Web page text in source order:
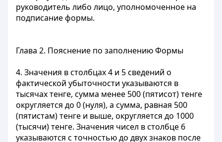
руководитель либо лицо, уполномоченное на
подписание формы.
Глава 2. Пояснение по заполнению Формы
4. Значения в столбцах 4 и 5 сведений о
фактической убыточности указываются в
тысячах тенге, сумма менее 500 (пятисот) тенге
округляется до 0 (нуля), а сумма, равная 500
(пятистам) тенге и выше, округляется до 1000
(тысячи) тенге. Значения чисел в столбце 6
указываются с точностью до двух знаков после